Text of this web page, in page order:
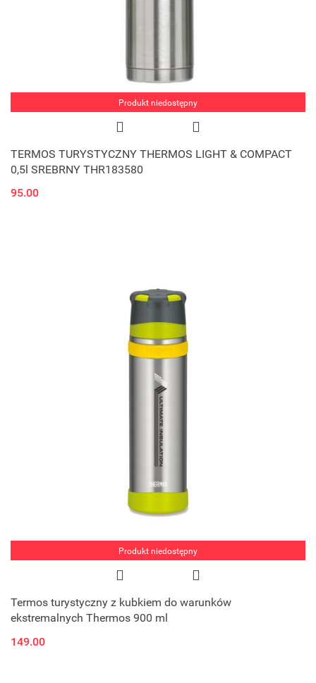
Produkt niedostępny
TERMOS TURYSTYCZNY THERMOS LIGHT & COMPACT
0,5l SREBRNY THR183580
95.00
Produkt niedostępny
Termos turystyczny z kubkiem do warunków
ekstremalnych Thermos 900 ml
149.00